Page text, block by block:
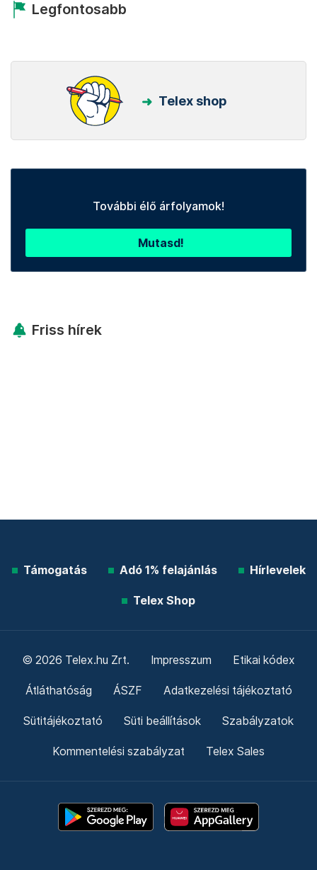
Legfontosabb
Telex shop
További élő árfolyamok!
Mutasd!
Friss hírek
Támogatás Adó 1% felajánlás Hírlevelek
Telex Shop
© 2026 Telex.hu Zrt. Impresszum Etikai kódex
Átláthatóság ÁSZF Adatkezelési tájékoztató
Sütitájékoztató Süti beállítások Szabályzatok
Kommentelési szabályzat Telex Sales